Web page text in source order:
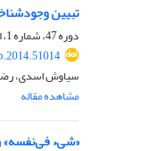
تبیین
دوره 47، شماره 1، اردیبهشت 1393، صفحه
سیاوش اسدی، رضا
مشاهده مقاله
«شیء فی‌نفسه»